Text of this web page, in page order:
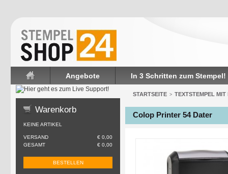
Startseite
Angebote In 3 Schritten zum Stempel!
Warenkorb
KEINE ARTIKEL
VERSAND
€ 0,00
GESAMT
€ 0,00
BESTELLEN
STARTSEITE > TEXTSTEMPEL MIT
Colop Printer 54 Dater